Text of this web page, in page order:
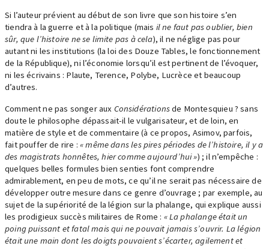
Si l’auteur prévient au début de son livre que son histoire s’en
tiendra à la guerre et à la politique (mais il ne faut pas oublier, bien
sûr, que l’histoire ne se limite pas à cela), il ne néglige pas pour
autant ni les institutions (la loi des Douze Tables, le fonctionnement
de la République), ni l’économie lorsqu’il est pertinent de l’évoquer,
ni les écrivains : Plaute, Terence, Polybe, Lucrèce et beaucoup
d’autres.
Comment ne pas songer aux Considérationsde Montesquieu ? sans
doute le philosophe dépassait-il le vulgarisateur, et de loin, en
matière de style et de commentaire (à ce propos, Asimov, parfois,
fait pouffer de rire :« même dans les pires périodes de l’histoire, il y a
des magistrats honnêtes, hier comme aujourd’hui ») ; il n’empêche :
quelques belles formules bien senties font comprendre
admirablement, en peu de mots, ce qu’il ne serait pas nécessaire de
développer outre mesure dans ce genre d’ouvrage ; par exemple, au
sujet de la supériorité de la légion sur la phalange, qui explique aussi
les prodigieux succès militaires de Rome : « La phalange était un
poing puissant et fatal mais qui ne pouvait jamais s’ouvrir. La légion
était une main dont les doigts pouvaient s’écarter, agilement et